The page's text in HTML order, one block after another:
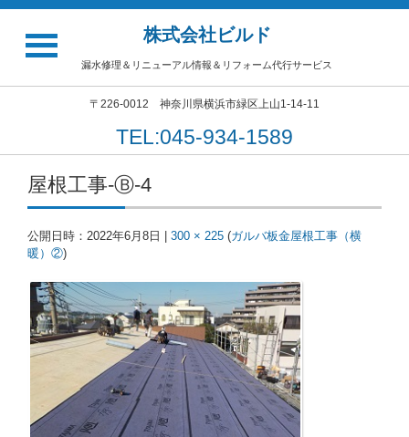
株式会社ビルド
漏水修理＆リニューアル情報＆リフォーム代行サービス
〒226-0012 神奈川県横浜市緑区上山1-14-11
TEL:045-934-1589
屋根工事-Ⓑ-4
公開日時： 2022年6月8日 300 × 225 (ガルバ板金屋根工事（横
暖）②)